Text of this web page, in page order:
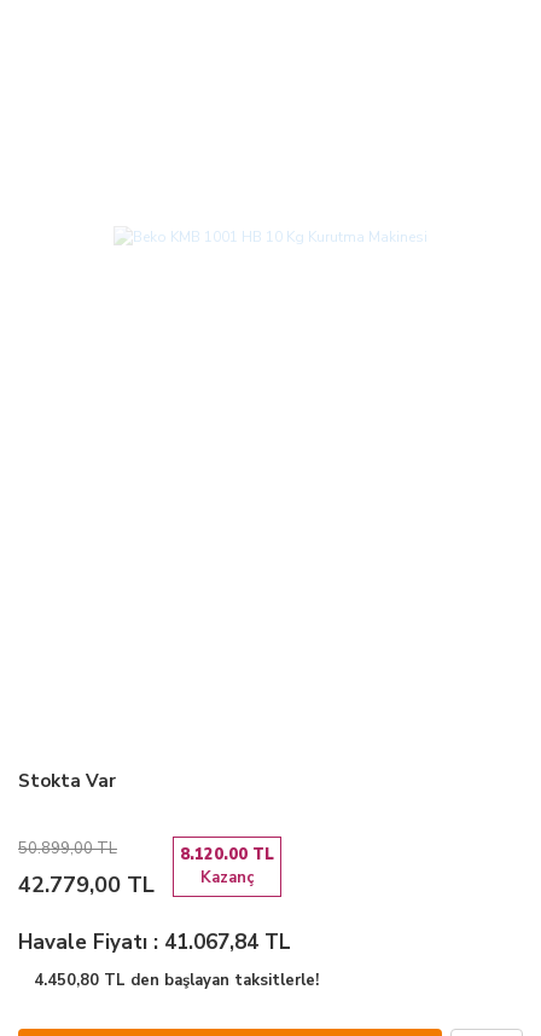
Stokta Var
42.779,00 TL
50.899,00 TL
Kazanç
8.120.00 TL
Havale Fiyatı : 41.067,84 TL
4.450,80 TL den başlayan taksitlerle!